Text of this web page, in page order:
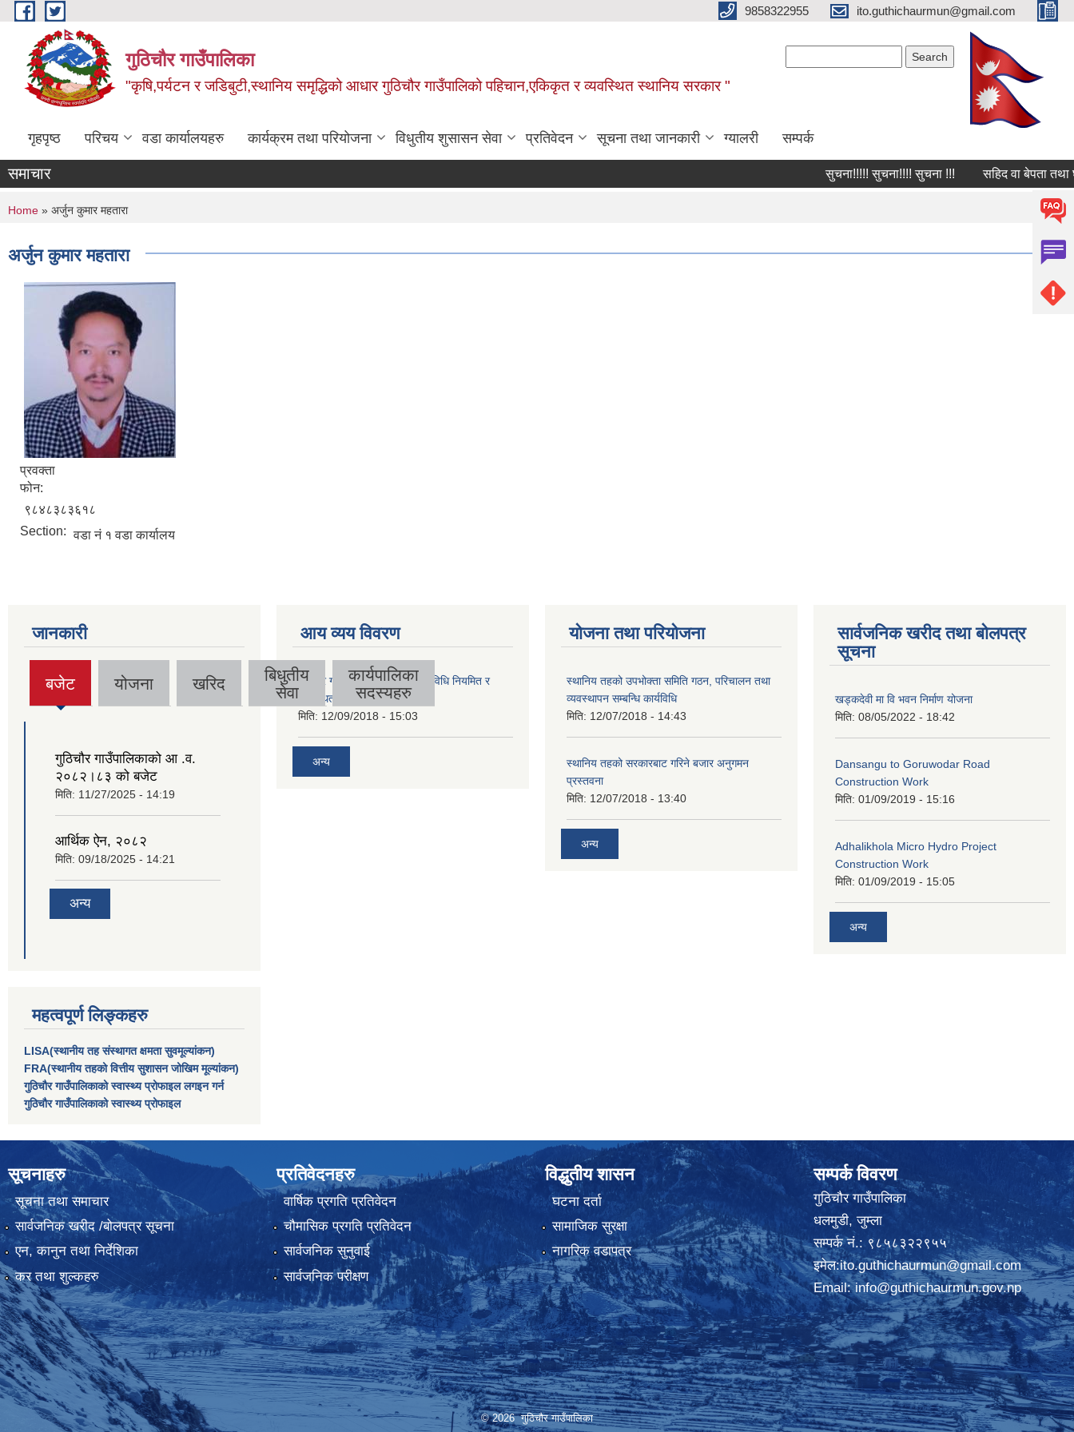
Skip to main content 9858322955 ito.guthichaurmun@gmail.com
गुठिचौर गाउँपालिका
"कृषि,पर्यटन र जडिबुटी,स्थानिय समृद्धिको आधार गुठिचौर गाउँपालिको पहिचान,एकिकृत र व्यवस्थित स्थानिय सरकार "
गृहपृष्ठ परिचय वडा कार्यालयहरु कार्यक्रम तथा परियोजना विधुतीय शुसासन सेवा प्रतिवेदन सूचना तथा जानकारी ग्यालरी सम्पर्क
समाचार सुचना!!!!! सुचना!!!! सुचना !!! सहिद वा बेपता तथा
You are here
Home » अर्जुन कुमार महतारा
अर्जुन कुमार महतारा
प्रवक्ता
फोन:
९८४८३८३६१८
Section: वडा नं १ वडा कार्यालय
जानकारी
बजेट
(active
tab)
योजना खरिद
बिधुतीय
सेवा
कार्यपालिका
सदस्यहरु
गुठिचौर गाउँपालिकाको आ .व.
२०८२।८३ को बजेट
मिति: 11/27/2025 - 14:19
आर्थिक ऐन, २०८२
मिति: 09/18/2025 - 14:21
अन्य
आय व्यय विवरण
गुठिचौर गाउँपालिकाको आर्थिक कार्यविधि नियमित र
व्यवस्थित गर्न बनेको ऐन, २०७४
मिति: 12/09/2018 - 15:03
अन्य
योजना तथा परियोजना
स्थानिय तहको उपभोक्ता समिति गठन, परिचालन तथा
व्यवस्थापन सम्बन्धि कार्यविधि
मिति: 12/07/2018 - 14:43
स्थानिय तहको सरकारबाट गरिने बजार अनुगमन
प्रस्तवना
मिति: 12/07/2018 - 13:40
अन्य
सार्वजनिक खरीद तथा बोलपत्र
सूचना
खड्कदेवी मा वि भवन निर्माण योजना
मिति: 08/05/2022 - 18:42
Dansangu to Goruwodar Road
Construction Work
मिति: 01/09/2019 - 15:16
Adhalikhola Micro Hydro Project
Construction Work
मिति: 01/09/2019 - 15:05
अन्य
महत्वपूर्ण लिङ्कहरु
LISA(स्थानीय तह संस्थागत क्षमता सुवमूल्यांकन)
FRA(स्थानीय तहको वित्तीय सुशासन जोखिम मूल्यांकन)
गुठिचौर गाउँपालिकाको स्वास्थ्य प्रोफाइल लगइन गर्न
गुठिचौर गाउँपालिकाको स्वास्थ्य प्रोफाइल
सूचनाहरु
सूचना तथा समाचार
सार्वजनिक खरीद /बोलपत्र सूचना
एन, कानुन तथा निर्देशिका
कर तथा शुल्कहरु
प्रतिवेदनहरु
वार्षिक प्रगति प्रतिवेदन
चौमासिक प्रगति प्रतिवेदन
सार्वजनिक सुनुवाई
सार्वजनिक परीक्षण
विद्धुतीय शासन
घटना दर्ता
सामाजिक सुरक्षा
नागरिक वडापत्र
सम्पर्क विवरण
गुठिचौर गाउँपालिका
धलमुडी, जुम्ला
सम्पर्क नं.: ९८५८३२२९५५
इमेल:ito.guthichaurmun@gmail.com
Email:info@guthichaurmun.gov.np
© 2026 गुठिचौर गाउँपालिका